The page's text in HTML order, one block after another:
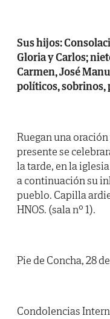
Sus hijos:
Gloria y Carlos;
Carmen, José
políticos, sobrinos,
Ruegan una
presente se
la tarde, en la
a continuación su
pueblo. Capilla
HNOS. (sala nº 1).
Pie de Concha, 28
Condolencias